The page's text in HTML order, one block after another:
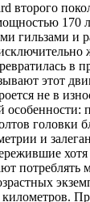
второго
170
гильзами и
в
этот
не в
головки
и
потреблять